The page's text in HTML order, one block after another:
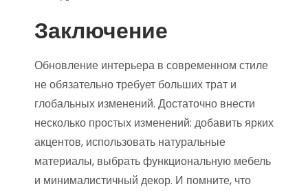
Заключение
Обновление интерьера в современном стиле
не обязательно требует больших трат и
глобальных изменений. Достаточно внести
несколько простых изменений: добавить ярких
акцентов, использовать натуральные
материалы, выбрать функциональную мебель
и минималистичный декор. И помните, что